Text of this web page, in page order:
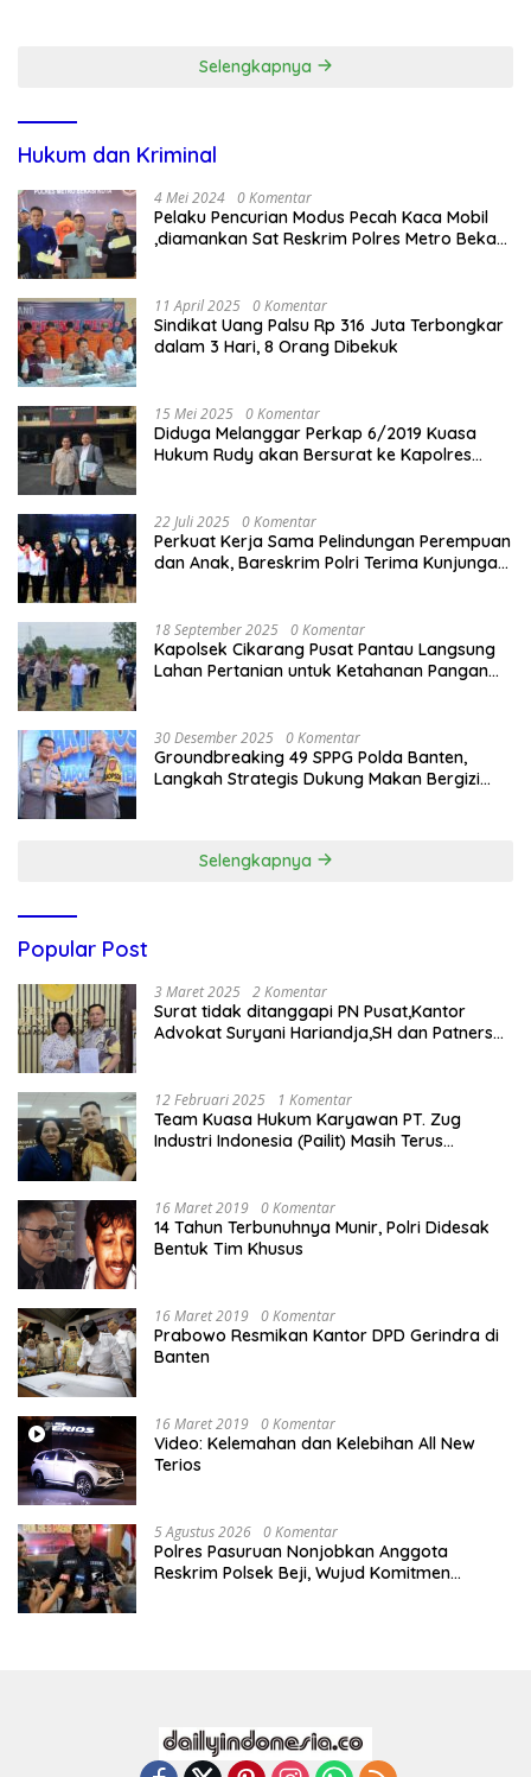
Selengkapnya
Hukum dan Kriminal
4 Mei 2024 0 Komentar
Pelaku Pencurian Modus Pecah Kaca Mobil
,diamankan Sat Reskrim Polres Metro Bekasi
11 April 2025 0 Komentar
Sindikat Uang Palsu Rp 316 Juta Terbongkar
dalam 3 Hari, 8 Orang Dibekuk
15 Mei 2025 0 Komentar
Diduga Melanggar Perkap 6/2019 Kuasa
Hukum Rudy akan Bersurat ke Kapolres
22 Juli 2025 0 Komentar
Perkuat Kerja Sama Pelindungan Perempuan
dan Anak, Bareskrim Polri Terima Kunjungan
18 September 2025 0 Komentar
Kapolsek Cikarang Pusat Pantau Langsung
Lahan Pertanian untuk Ketahanan Pangan
30 Desember 2025 0 Komentar
Groundbreaking 49 SPPG Polda Banten,
Langkah Strategis Dukung Makan Bergizi
Selengkapnya
Popular Post
3 Maret 2025 2 Komentar
Surat tidak ditanggapi PN Pusat,Kantor
Advokat Suryani Hariandja,SH dan Patners
12 Februari 2025 1 Komentar
Team Kuasa Hukum Karyawan PT. Zug
Industri Indonesia (Pailit) Masih Terus
16 Maret 2019 0 Komentar
14 Tahun Terbunuhnya Munir, Polri Didesak
Bentuk Tim Khusus
16 Maret 2019 0 Komentar
Prabowo Resmikan Kantor DPD Gerindra di
Banten
16 Maret 2019 0 Komentar
Video: Kelemahan dan Kelebihan All New
Terios
5 Agustus 2026 0 Komentar
Polres Pasuruan Nonjobkan Anggota
Reskrim Polsek Beji, Wujud Komitmen